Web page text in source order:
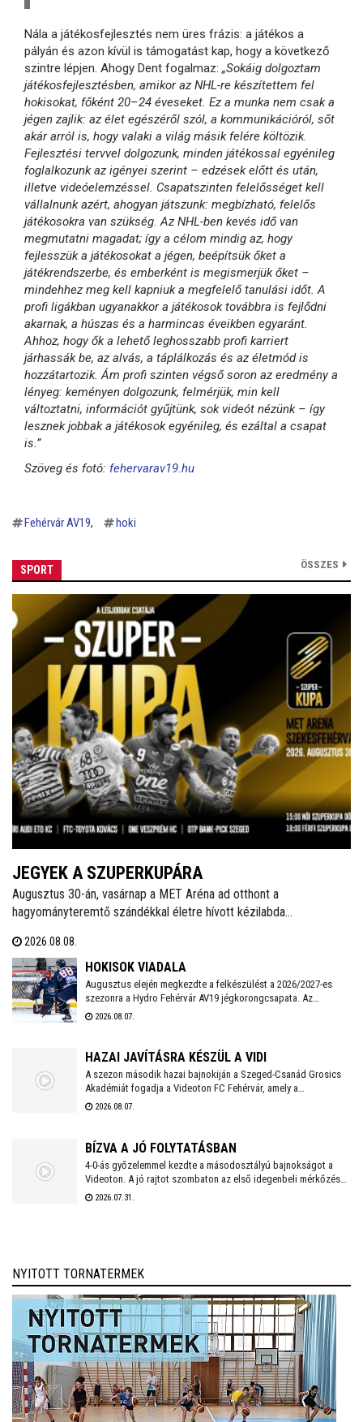
Nála a játékosfejlesztés nem üres frázis: a játékos a
pályán és azon kívül is támogatást kap, hogy a következő
szintre lépjen. Ahogy Dent fogalmaz: „Sokáig dolgoztam
játékosfejlesztésben, amikor az NHL-re készítettem fel
hokisokat, főként 20–24 éveseket. Ez a munka nem csak a
jégen zajlik: az élet egészéről szól, a kommunikációról, sőt
akár arról is, hogy valaki a világ másik felére költözik.
Fejlesztési tervvel dolgozunk, minden játékossal egyénileg
foglalkozunk az igényei szerint – edzések előtt és után,
illetve videóelemzéssel. Csapatszinten felelősséget kell
vállalnunk azért, ahogyan játszunk: megbízható, felelős
játékosokra van szükség. Az NHL-ben kevés idő van
megmutatni magadat; így a célom mindig az, hogy
fejlesszük a játékosokat a jégen, beépítsük őket a
játékrendszerbe, és emberként is megismerjük őket –
mindehhez meg kell kapniuk a megfelelő tanulási időt. A
profi ligákban ugyanakkor a játékosok továbbra is fejlődni
akarnak, a húszas és a harmincas éveikben egyaránt.
Ahhoz, hogy ők a lehető leghosszabb profi karriert
járhassák be, az alvás, a táplálkozás és az életmód is
hozzátartozik. Ám profi szinten végső soron az eredmény a
lényeg: keményen dolgozunk, felmérjük, min kell
változtatni, információt gyűjtünk, sok videót nézünk – így
lesznek jobbak a játékosok egyénileg, és ezáltal a csapat
is.”
Szöveg és fotó: fehervarav19.hu
Fehérvár AV19 hoki
SPORT ÖSSZES
JEGYEK A SZUPERKUPÁRA
Augusztus 30-án, vasárnap a MET Aréna ad otthont a
hagyományteremtő szándékkal életre hívott kézilabda
míg a férfiaknál a Veszprém és a Szeged küzd meg a serlegért. A
világklasszis csapatokat felvonultató kézilabdaünnepre jegyek már
kaphatók!
2026.08.08.
HOKISOK VIADALA
Augusztus elején megkezdte a felkészülést a 2026/2027-es
szezonra a Hydro Fehérvár AV19 jégkorongcsapata. Az
edzéseken részt vesz a FEHA19 hat fiatalja is, akik közül a
2026.08.07.
HAZAI JAVÍTÁSRA KÉSZÜL A VIDI
A szezon második hazai bajnokiján a Szeged-Csanád Grosics
Akadémiát fogadja a Videoton FC Fehérvár, amely a
Kazincbarcika elleni vereséget követően szeretne ismét
2026.08.07.
BÍZVA A JÓ FOLYTATÁSBAN
4-0-ás győzelemmel kezdte a másodosztályú bajnokságot a
Videoton. A jó rajtot szombaton az első idegenbeli mérkőzés
követi, a tavaly még NB I-es Kazincbarcika otthonában.
2026.07.31.
NYITOTT TORNATERMEK